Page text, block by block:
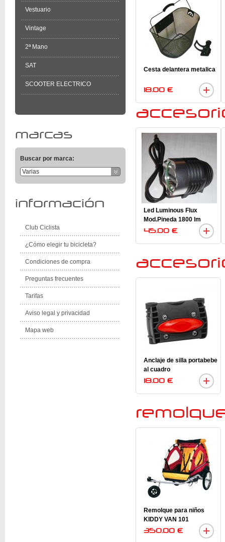
Vestuario
Vintage
2ª Mano
SAT
SCOOTER ELECTRICO
marcas
Buscar por marca:
Varias
información
Club Ciclista
¿Cómo elegir tu bicicleta?
Condiciones de compra
Preguntas frecuentes
Tarifas
Aviso legal y privacidad
Mapa web
Cesta delantera metalica
18.00 €
Led Luminous Flux
Mod.Pineda 1800 lm
45.00 €
Anclaje de silla portabebe
al cuadro
18.00 €
Remolque para niños
KIDDY VAN 101
350.00 €